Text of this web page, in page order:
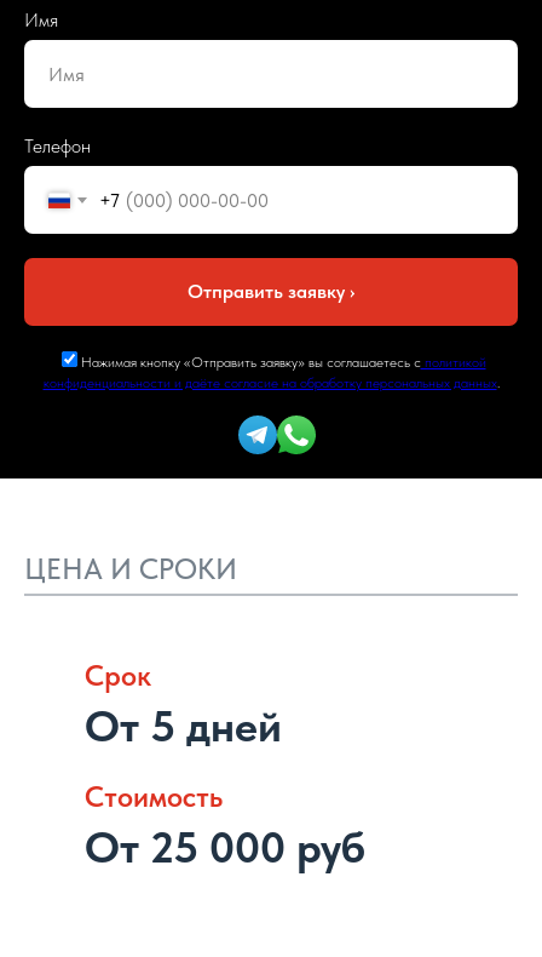
Имя
Телефон
+7
Отправить заявку ›
Нажимая кнопку «Отправить заявку» вы соглашаетесь сполитикой
конфиденциальности и даёте согласие на обработку персональных данных.
ЦЕНА И СРОКИ
Срок
От 5 дней
Стоимость
От 25 000 руб